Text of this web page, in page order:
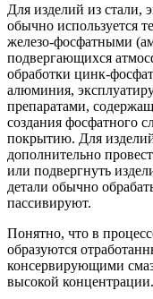
Для изделий из стали,
обычно используется
железо-фосфатными
подвергающихся
обработки цинк-
алюминия,
препаратами,
создания фосфатного
покрытию. Для
дополнительно
или подвергнуть
детали обычно
пассивируют.
Понятно, что в
образуются
консервирующими
высокой концентрации.